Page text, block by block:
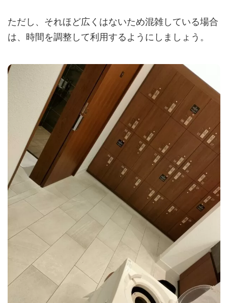
ただし、それほど広くはないため混雑している場合
は、時間を調整して利用するようにしましょう。